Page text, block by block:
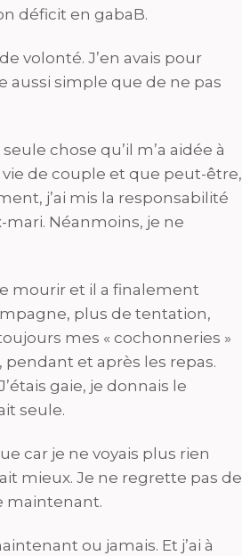
déficit en gabaB.
volonté. J’en avais pour
aussi simple que de ne pas
chose qu’il m’a aidée à
vie de couple et que peut-être,
j’ai mis la responsabilité
Néanmoins, je ne
mourir et il a finalement
plus de tentation,
mes « cochonneries »
et après les repas.
gaie, je donnais le
seule.
car je ne voyais plus rien
mieux. Je ne regrette pas de
maintenant.
ou jamais. Et j’ai à